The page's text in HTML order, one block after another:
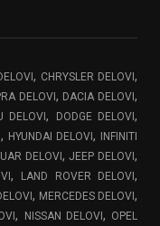
, CHRYSLER DELOVI ,
DELOVI , DACIA DELOVI ,
DELOVI, DODGE DELOVI,
, HYUNDAI DELOVI ,
INFINITI
DELOVI ,JEEP DELOVI ,
, LAND ROVER DELOVI ,
, MERCEDES DELOVI,
, NISSAN DELOVI , OPEL